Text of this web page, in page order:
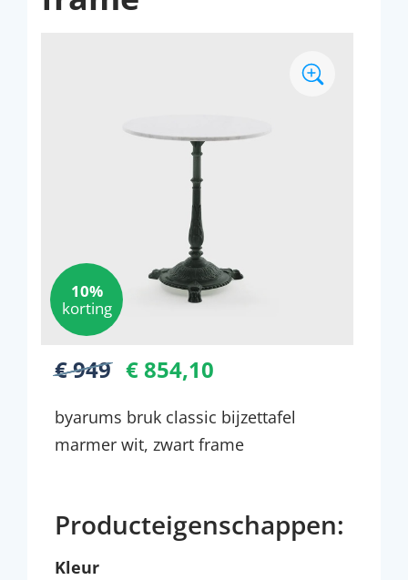
10%
korting
€ 949 € 854,10
byarums bruk classic bijzettafel
marmer wit, zwart frame
Producteigenschappen:
Kleur